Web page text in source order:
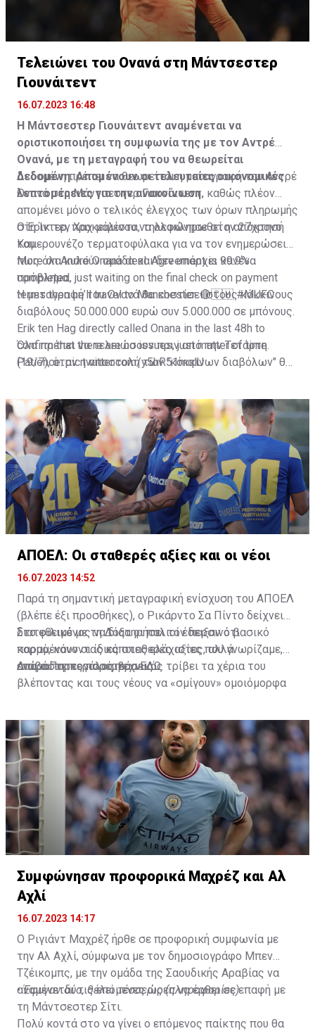
Τελειώνει του Ονανά στη Μάντσεστερ
Γιουνάιτεντ
16.07.2023 16:48
Η Μάντσεστερ Γιουνάιτεντ αναμένεται να
οριστικοποιήσει τη συμφωνία της με τον Αντρέ
Ονανά, με τη μεταγραφή του να θεωρείται
δεδομένη. Απομένουν οι τελευταίες οικονομικές
λεπτομέρειες για την ανακοίνωση.
Δεδομένη πρέπει να θεωρείται η μεταγραφή του Αντρέ
Ονανά στη Μάντσεστερ Γιουνάιτεντ, καθώς πλέον
απομένει μόνο ο τελικός έλεγχος των όρων πληρωμής
στη Ίντερ, προκειμένου να ολοκληρωθεί η απόκτησή
του.
Ο Έρικ τεν Χαχ μάλιστα, τηλεφώνησε στον 27χρονο
Καμερουνέζο τερματοφύλακα για να τον ενημερώσει
πως όλα κυλούν ομάδα και δεν υπάρχει κανένα
πρόβλημα.
More on André Onana deal. Agreement is 99.9%
completed, just waiting on the final check on payment
terms then he’ll travel to Manchester. 🔴🇨🇲#MUFC
Erik ten Hag directly called Onana in the last 48h to
confirm that there are no issues, just matter of time.
Patience.pic.twitter.com/y5hR51mqlU
Η μεταγραφή του Ονανά θα κοστίσει στους κόκκινους
διαβόλους 50.000.000 ευρώ συν 5.000.000 σε μπόνους.
Όλα πρέπει να τελειώσουν πριν από την Τετάρτη
(19/7), όταν η αποστολή των "κόκκινων διαβόλων" θα
ΑΠΟΕΛ: Οι σταθερές αξίες και οι νέοι
16.07.2023 14:52
Παρά τη σημαντική μεταγραφική ενίσχυση του ΑΠΟΕΛ
(βλέπε έξι προσθήκες), ο Ρικάρντο Σα Πίντο δείχνει
διατεθειμένος να διατηρήσει τον περσινό βασικό
κορμό, κάνοντας κάποιες ελάχιστες, αλλά
απαραίτητες παρεμβάσεις.
Στο φιλικό με τη Δόξα οι παλιοί έδειξαν ότι
παραμένουν οι ίδιες σταθερές αξίες που γνωρίζαμε,
ενώ ο Πορτογάλος τεχνικός τρίβει τα χέρια του
βλέποντας και τους νέους να «σμίγουν» ομοιόμορφα
Διαβάστε περισσότεραΕΔΩ.
Συμφώνησαν προφορικά Μαχρέζ και Αλ
Αχλί
16.07.2023 14:17
Ο Ριγιάντ Μαχρέζ ήρθε σε προφορική συμφωνία με
την Αλ Αχλί, σύμφωνα με τον δημοσιογράφο Μπεν
Τζέικομπς, με την ομάδα της Σαουδικής Αραβίας να
αναμένεται τις επόμενες ώρες να έρθει σε επαφή με
τη Μάντσεστερ Σίτι.
•Έφυγαν δύο, θέλει τέσσερις (πληροφορίες)
Πολύ κοντά στο να γίνει ο επόμενος παίκτης που θα